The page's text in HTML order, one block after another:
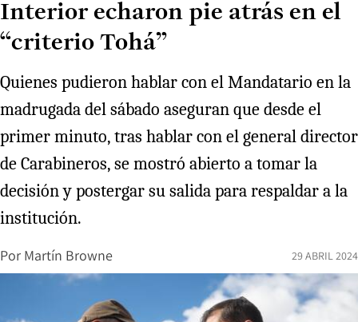
Interior echaron pie atrás en el
“criterio Tohá”
Quienes pudieron hablar con el Mandatario en la
madrugada del sábado aseguran que desde el
primer minuto, tras hablar con el general director
de Carabineros, se mostró abierto a tomar la
decisión y postergar su salida para respaldar a la
institución.
Por Martín Browne 29 ABRIL 2024